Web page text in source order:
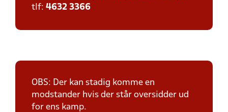
tlf: 4632 3366
OBS: Der kan stadig komme en
modstander hvis der står oversidder ud
for ens kamp.